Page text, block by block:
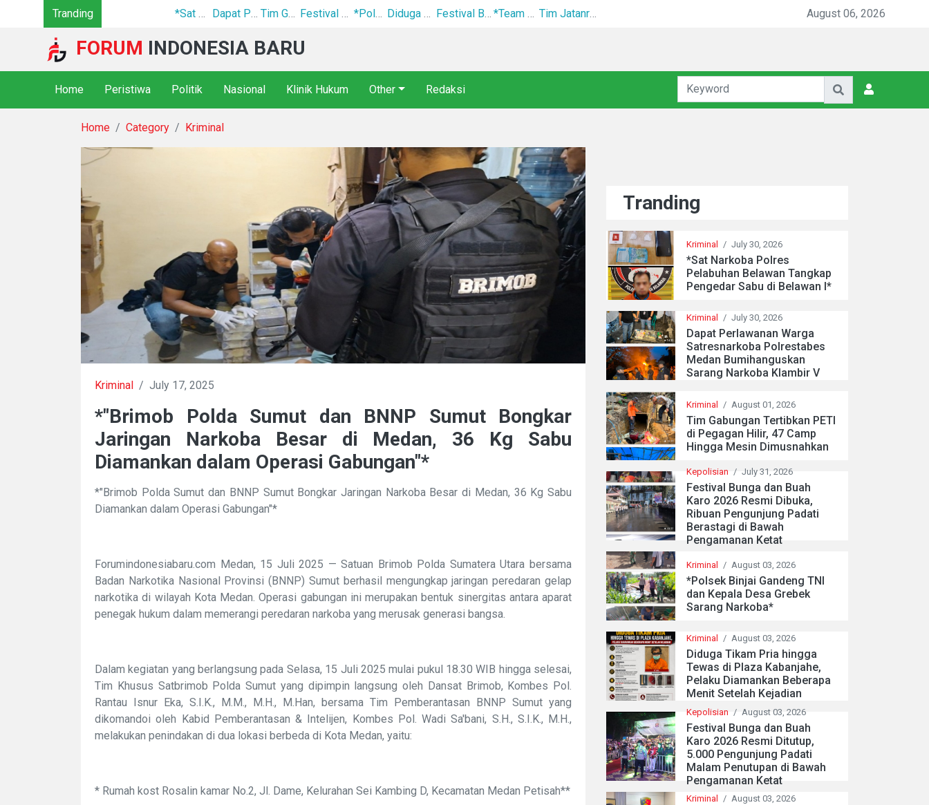
Tranding *Sat Narkoba Polres Pelabuhan Belawan Tangkap Pengedar Sabu di Belawan I* Dapat Perlawanan Warga Satresnarkoba Polrestabes Medan Bumihanguskan Sarang Narkoba Klambir V Tim Gabungan Tertibkan PETI di Pegagan Hilir, 47 Camp Hingga Mesin Dimusnahkan Festival Bunga dan Buah Karo 2026 Resmi Dibuka, Ribuan Pengunjung Padati Berastagi di Bawah Pengamanan Ketat *Polsek Binjai Gandeng TNI dan Kepala Desa Grebek Sarang Narkoba* Diduga Tikam Pria hingga Tewas di Plaza Kabanjahe, Pelaku Diamankan Beberapa Menit Setelah Kejadian Festival Bunga dan Buah Karo 2026 Resmi Ditutup, 5.000 Pengunjung Padati Malam Penutupan di Bawah Pengamanan Ketat *Team Macan Polres Pelabuhan Belawan Amankan Tiga Anggota Geng Motor di Marelan Pasar 9* Tim Jatanras Polres Simalungun Bersama Polsek Gunung Malela Tangkap Tersangka Curas di Riau Usai Buron Lintas Provinsi August 06, 2026
FORUM INDONESIA BARU
Home Peristiwa Politik Nasional Klinik Hukum Other Redaksi
Home Category Kriminal
Kriminal / July 17, 2025
*"Brimob Polda Sumut dan BNNP Sumut Bongkar
Jaringan Narkoba Besar di Medan, 36 Kg Sabu
Diamankan dalam Operasi Gabungan"*
*"Brimob Polda Sumut dan BNNP Sumut Bongkar Jaringan Narkoba Besar di Medan, 36 Kg Sabu
Diamankan dalam Operasi Gabungan"*
Forumindonesiabaru.com Medan, 15 Juli 2025 — Satuan Brimob Polda Sumatera Utara bersama
Badan Narkotika Nasional Provinsi (BNNP) Sumut berhasil mengungkap jaringan peredaran gelap
narkotika di wilayah Kota Medan. Operasi gabungan ini merupakan bentuk sinergitas antara aparat
penegak hukum dalam memerangi peredaran narkoba yang merusak generasi bangsa.
Dalam kegiatan yang berlangsung pada Selasa, 15 Juli 2025 mulai pukul 18.30 WIB hingga selesai,
Tim Khusus Satbrimob Polda Sumut yang dipimpin langsung oleh Dansat Brimob, Kombes Pol.
Rantau Isnur Eka, S.I.K., M.M., M.H., M.Han, bersama Tim Pemberantasan BNNP Sumut yang
dikomandoi oleh Kabid Pemberantasan & Intelijen, Kombes Pol. Wadi Sa'bani, S.H., S.I.K., M.H.,
melakukan penindakan di dua lokasi berbeda di Kota Medan, yaitu:
* Rumah kost Rosalin kamar No.2, Jl. Dame, Kelurahan Sei Kambing D, Kecamatan Medan Petisah**
Tranding
Kriminal / July 30, 2026
*Sat Narkoba Polres
Pelabuhan Belawan Tangkap
Pengedar Sabu di Belawan I*
Kriminal / July 30, 2026
Dapat Perlawanan Warga
Satresnarkoba Polrestabes
Medan Bumihanguskan
Sarang Narkoba Klambir V
Kriminal / August 01, 2026
Tim Gabungan Tertibkan PETI
di Pegagan Hilir, 47 Camp
Hingga Mesin Dimusnahkan
Kepolisian / July 31, 2026
Festival Bunga dan Buah
Karo 2026 Resmi Dibuka,
Ribuan Pengunjung Padati
Berastagi di Bawah
Pengamanan Ketat
Kriminal / August 03, 2026
*Polsek Binjai Gandeng TNI
dan Kepala Desa Grebek
Sarang Narkoba*
Kriminal / August 03, 2026
Diduga Tikam Pria hingga
Tewas di Plaza Kabanjahe,
Pelaku Diamankan Beberapa
Menit Setelah Kejadian
Kepolisian / August 03, 2026
Festival Bunga dan Buah
Karo 2026 Resmi Ditutup,
5.000 Pengunjung Padati
Malam Penutupan di Bawah
Pengamanan Ketat
Kriminal / August 03, 2026